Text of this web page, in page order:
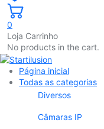
0
Loja Carrinho
No products in the cart.
Página inicial
Todas as categorias
Diversos
Câmaras IP